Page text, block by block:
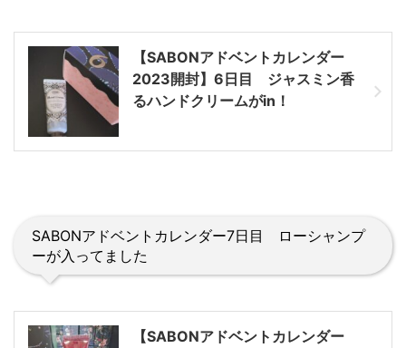
【SABONアドベントカレンダー
2023開封】6日目 ジャスミン香
るハンドクリームがin！
SABONアドベントカレンダー7日目 ローシャンプ
ーが入ってました
【SABONアドベントカレンダー